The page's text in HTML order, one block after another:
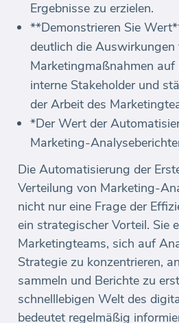
Ergebnisse zu erzielen.
**Demonstrieren Sie
deutlich die Auswirkungen
Marketingmaßnahmen auf
interne Stakeholder und
der Arbeit des
*Der Wert der
Marketing-
Die Automatisierung der
Verteilung von Marketing-
nicht nur eine Frage der
ein strategischer Vorteil. Sie
Marketingteams, sich auf
Strategie zu konzentrieren,
sammeln und Berichte zu
schnelllebigen Welt des
bedeutet regelmäßig